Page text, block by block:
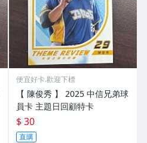
便宜好卡.歡迎下標
【 陳俊秀 】 2025 中信兄弟球
員卡 主題日回顧特卡
$ 30
直購